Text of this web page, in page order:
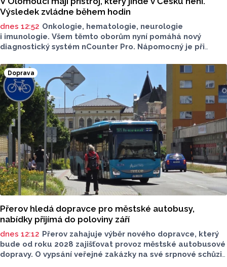
Výsledek zvládne během hodin
dnes 12:52 Onkologie, hematologie, neurologie
i imunologie. Všem těmto oborům nyní pomáhá nový
diagnostický systém nCounter Pro. Nápomocný je při
nasazení účinné léčby.
Doprava
Přerov hledá dopravce pro městské autobusy,
nabídky přijímá do poloviny září
dnes 12:12 Přerov zahajuje výběr nového dopravce, který
bude od roku 2028 zajišťovat provoz městské autobusové
dopravy. O vypsání veřejné zakázky na své srpnové schůzi